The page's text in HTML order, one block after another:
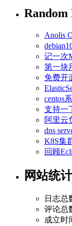
Random
Anolis
记一次
第一块
免费开
centos
支持一
阿里云
dns
K8S集
回顾
网站统
日志总
评论总
成立时